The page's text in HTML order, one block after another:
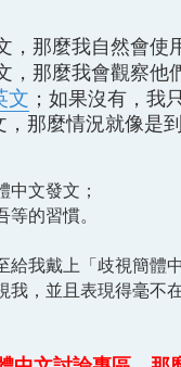
，那麼我自然會使
，那麼我會觀察他
文 ；如果沒有，我
那麼情況就像是
文發文；
的習慣。
我戴上「歧視簡體
，並且表現得毫不